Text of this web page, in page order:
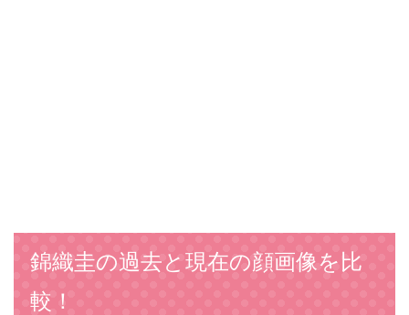
錦織圭の過去と現在の顔画像を比
較！